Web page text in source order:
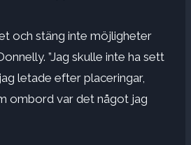
och stäng inte möjligheter
”Jag skulle inte ha sett
letade efter placeringar,
ombord var det något jag